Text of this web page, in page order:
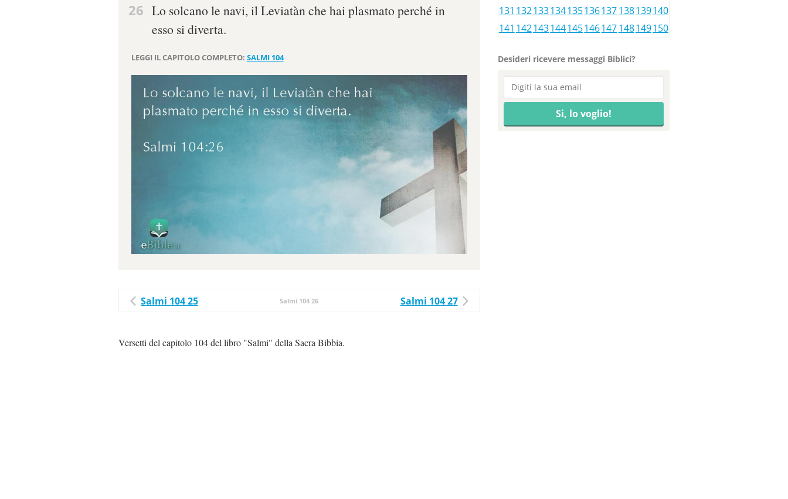
26 Lo solcano le navi, il Leviatàn che hai plasmato perché in
esso si diverta.
LEGGI IL CAPITOLO COMPLETO: SALMI 104
Salmi 104 25 Salmi 104 26 Salmi 104 27
Versetti del capitolo 104 del libro "Salmi" della Sacra Bibbia.
131 132133134135136137138139140
141 142143144145146147148149150
Desideri ricevere messaggi Biblici?